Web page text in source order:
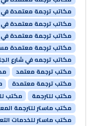
مكاتب ترجمة معتمدة في
مكاتب ترجمة معتمدة
مكاتب ترجمة معتمدة
مكاتب ترجمة معتمدة
مكاتب ترجمه في شارع
مكتب ترجمة معتمد
مكتب ترجمة معتمدة
مكتب للترجمة
مكتب
مكتب ماستر للترجمة
مكتب ماستر للخدمات